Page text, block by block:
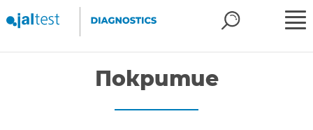
Покритие